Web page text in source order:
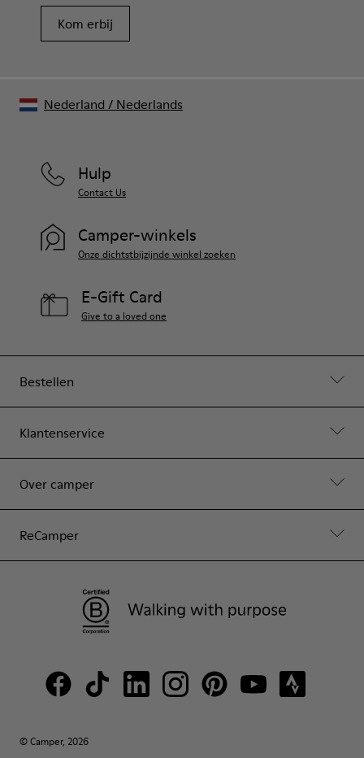
Kom erbij
Bestellen
Klantenservice
Over camper
ReCamper
Hulp
Contact Us
Camper-winkels
Onze dichtstbijzijnde winkel zoeken
E-Gift Card
Give to a loved one
© Camper, 2026
Nederland / Nederlands